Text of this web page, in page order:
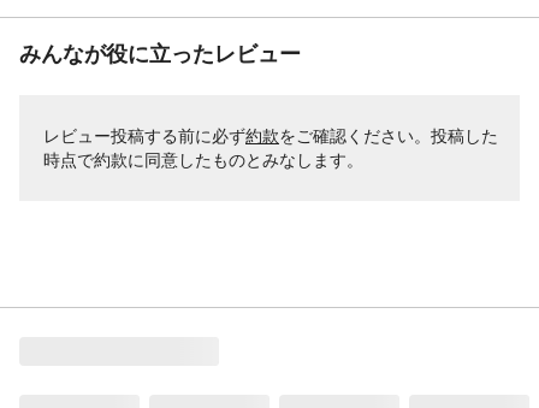
みんなが役に立ったレビュー
レビュー投稿する前に必ず約款をご確認ください。投稿した
時点で約款に同意したものとみなします。